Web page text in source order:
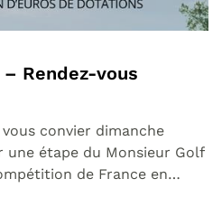
Rendez-vous
convier dimanche
une étape du Monsieur Golf
de France en…